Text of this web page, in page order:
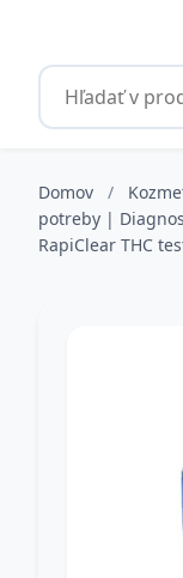
Domov /
potreby |
RapiClear THC